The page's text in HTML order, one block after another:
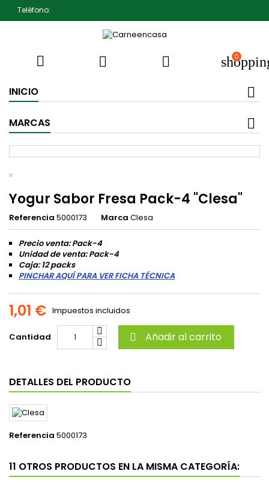
Teléfono:
   0
INICIO
MARCAS
Yogur Sabor Fresa Pack-4 "Clesa"
Referencia 5000173 Marca Clesa
Precio venta: Pack-4
Unidad de venta: Pack-4
Caja: 12 packs
PINCHAR AQUÍ PARA VER FICHA TÉCNICA
1,01 € Impuestos incluidos
Cantidad  Añadir al carrito
DETALLES DEL PRODUCTO
Referencia 5000173
11 OTROS PRODUCTOS EN LA MISMA CATEGORÍA: